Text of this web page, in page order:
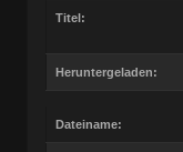
Titel:
Heruntergeladen:
Dateiname: